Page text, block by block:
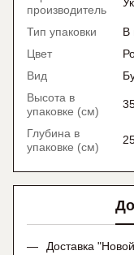
производитель
Тип упаковки
В
Цвет
Вид
Высота в
упаковке (см)
Глубина в
упаковке (см)
Доставка